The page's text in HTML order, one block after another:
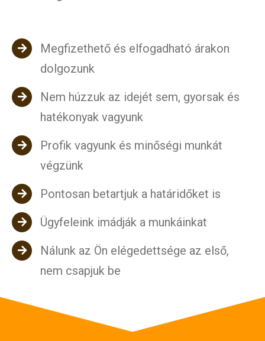
Megfizethető és elfogadható árakon
dolgozunk
Nem húzzuk az idejét sem, gyorsak és
hatékonyak vagyunk
Profik vagyunk és minőségi munkát
végzünk
Pontosan betartjuk a határidőket is
Ügyfeleink imádják a munkáinkat
Nálunk az Ön elégedettsége az első,
nem csapjuk be